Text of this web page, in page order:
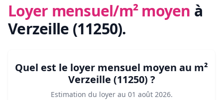
Loyer mensuel/m² moyen à
Verzeille (11250).
Quel est le loyer mensuel moyen au m²
Verzeille (11250) ?
Estimation du loyer au 01 août 2026.